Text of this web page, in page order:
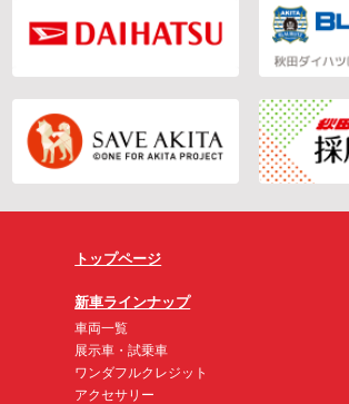
トップページ
新車ラインナップ
車両一覧
展示車・試乗車
ワンダフルクレジット
アクセサリー